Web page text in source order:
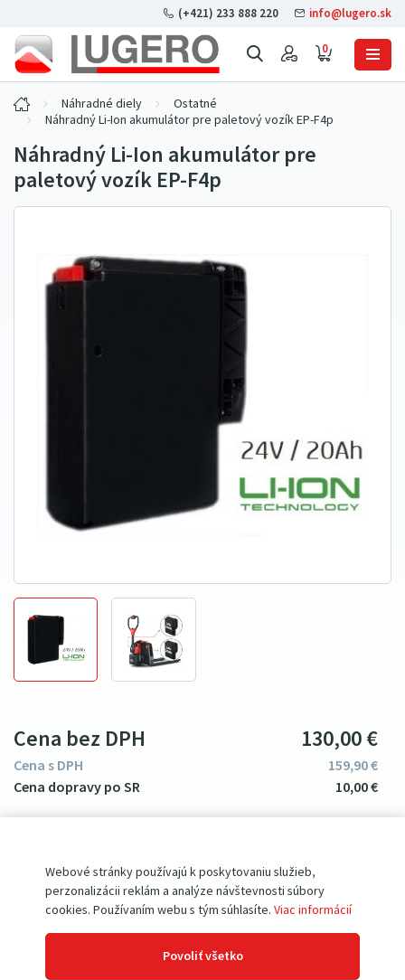
Webové stránky používajú k poskytovaniu služieb,
perzonalizácii reklám a analýze návštevnosti súbory
cookies. Používaním webu s tým súhlasíte. Viac informácií
Povoliť všetko
0
(+421) 233 888 220 info@lugero.sk
Náhradné diely
Ostatné
Náhradný Li-Ion akumulátor pre paletový vozík EP-F4p
Náhradný Li-Ion akumulátor pre
paletový vozík EP-F4p
Cena bez DPH 130 00€
Cena s DPH 159 90€
10 00€
Porovnať